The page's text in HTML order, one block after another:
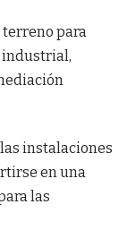
para
industrial,
instalaciones
en una
las